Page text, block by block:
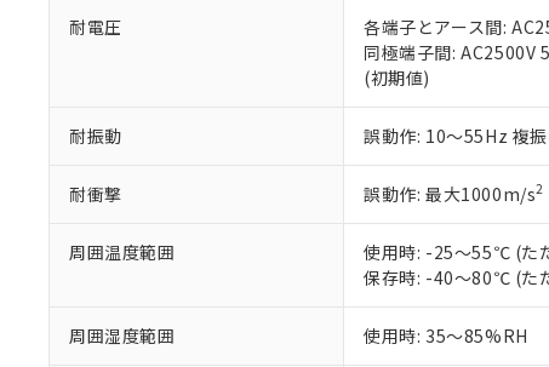
耐電圧
各端子とアース間:
同極端子間:
(初期値)
耐振動 誤動作: 10～55Hz 複
耐衝撃 誤動作: 最大1000m/s2
周囲温度範囲
使用時: -25～55℃ (た
保存時: -40～80℃ (た
周囲湿度範囲 使用時: 35～85%RH
り割愛しておりま